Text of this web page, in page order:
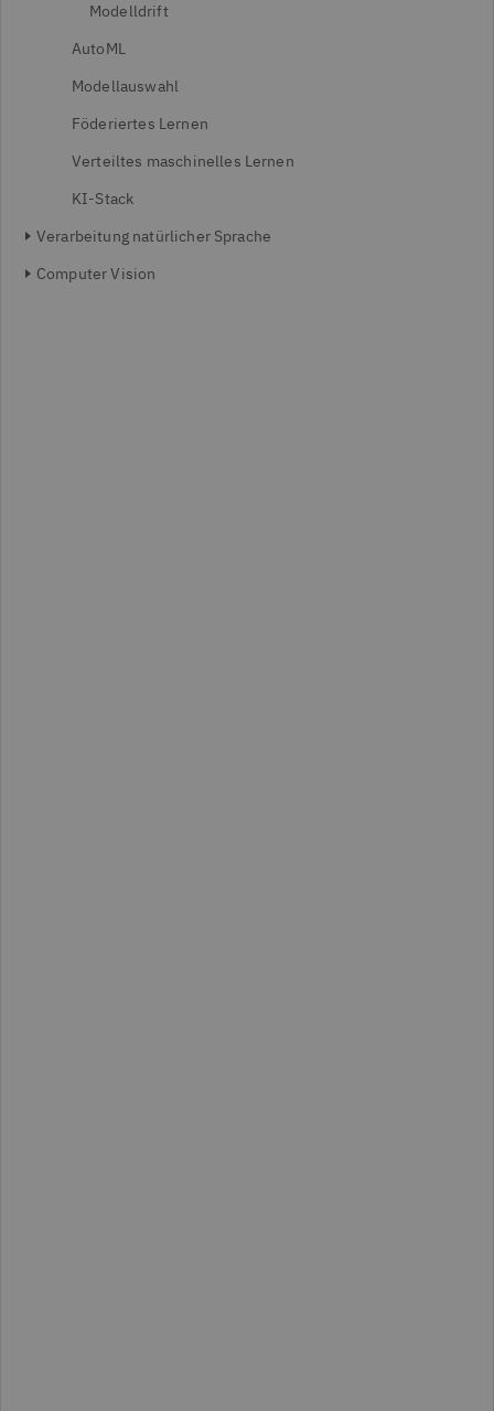
Modelldrift
AutoML
Modellauswahl
Föderiertes Lernen
Verteiltes maschinelles Lernen
KI-Stack
Verarbeitung natürlicher Sprache
Computer Vision